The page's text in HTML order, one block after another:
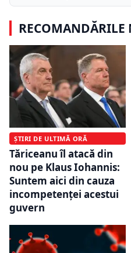
RECOMANDĂRILE
ȘTIRI DE ULTIMĂ ORĂ
Tăriceanu îl atacă din
nou pe Klaus Iohannis:
Suntem aici din cauza
incompetenței acestui
guvern